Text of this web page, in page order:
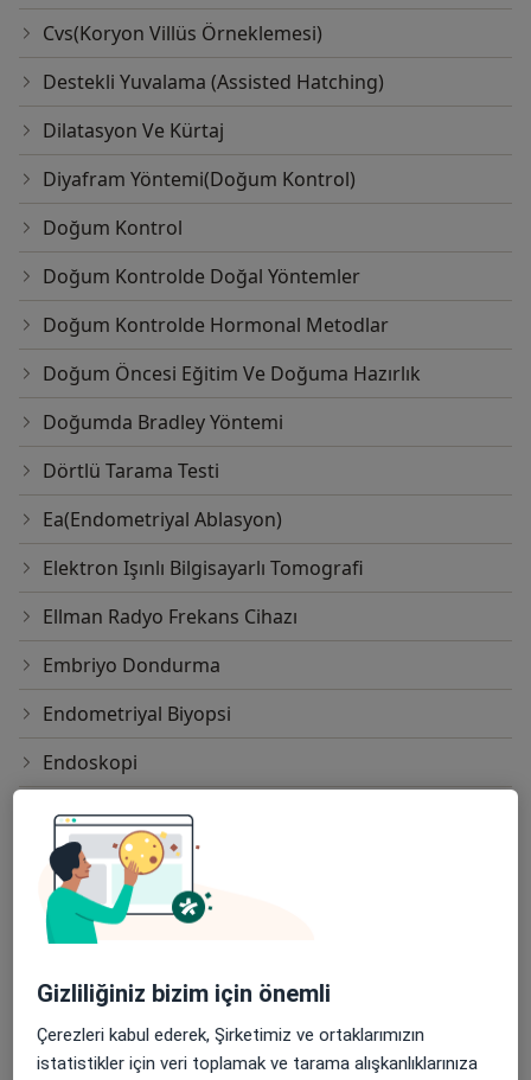
Cvs(Koryon Villüs Örneklemesi)
Destekli Yuvalama (Assisted Hatching)
Dilatasyon Ve Kürtaj
Diyafram Yöntemi(Doğum Kontrol)
Doğum Kontrol
Doğum Kontrolde Doğal Yöntemler
Doğum Kontrolde Hormonal Metodlar
Doğum Öncesi Eğitim Ve Doğuma Hazırlık
Doğumda Bradley Yöntemi
Dörtlü Tarama Testi
Ea(Endometriyal Ablasyon)
Elektron Işınlı Bilgisayarlı Tomografi
Ellman Radyo Frekans Cihazı
Embriyo Dondurma
Endometriyal Biyopsi
Endoskopi
Endoskopik Cerrahi
Endoskopik Lazer Cerrahisi
Endovasküler Embolizasyon
Esd (Sedimantasyon)
Et(Hormon Replasman Tedavisi)
Gizliliğiniz bizim için önemli
Çerezleri kabul ederek, Şirketimiz ve ortaklarımızın
istatistikler için veri toplamak ve tarama alışkanlıklarınıza